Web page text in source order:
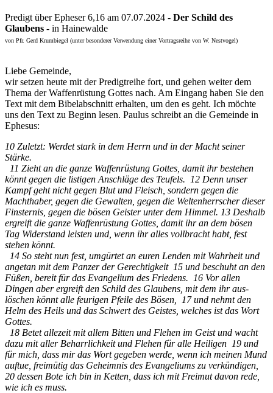
Predigt über Epheser 6,16 am 07.07.2024 - Der Schild des
Glaubens - in Hainewalde
von Pfr. Gerd Krumbiegel (unter besonderer Verwendung einer Vortragsreihe von W. Nestvogel)
Liebe Gemeinde,
wir setzen heute mit der Predigtreihe fort, und gehen weiter dem
Thema der Waffenrüstung Gottes nach. Am Eingang haben Sie den
Text mit dem Bibelabschnitt erhalten, um den es geht. Ich möchte
uns den Text zu Beginn lesen. Paulus schreibt an die Gemeinde in
Ephesus:
10 Zuletzt: Werdet stark in dem Herrn und in der Macht seiner
Stärke.
11 Zieht an die ganze Waffenrüstung Gottes, damit ihr bestehen
könnt gegen die listigen Anschläge des Teufels. 12 Denn unser
Kampf geht nicht gegen Blut und Fleisch, sondern gegen die
Machthaber, gegen die Ge­wal­ten, gegen die Weltenherrscher dieser
Fins­ternis, gegen die bösen Geister unter dem Himmel. 13 Deshalb
ergreift die ganze Waffen­rüs­tung Gottes, damit ihr an dem bösen
Tag Wider­stand leisten und, wenn ihr alles vollbracht habt, fest
stehen könnt.
14 So steht nun fest, umgürtet an euren Lenden mit Wahrheit und
angetan mit dem Panzer der Gerecht­igkeit 15 und beschuht an den
Füßen, bereit für das Evangelium des Friedens. 16 Vor allen
Dingen aber ergreift den Schild des Glaubens, mit dem ihr aus­
löschen könnt alle feurigen Pfeile des Bösen, 17 und nehmt den
Helm des Heils und das Schwert des Geistes, welches ist das Wort
Gottes.
18 Betet allezeit mit allem Bitten und Flehen im Geist und wacht
dazu mit aller Beharrlichkeit und Flehen für alle Heiligen 19 und
für mich, dass mir das Wort ge­geben werde, wenn ich meinen Mund
auftue, freimütig das Geheimnis des Evangeliums zu verkündigen,
20 dessen Bote ich bin in Ketten, dass ich mit Freimut davon rede,
wie ich es muss.